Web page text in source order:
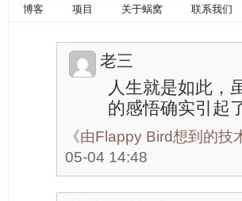
博客 项目 关于蜗窝 联系我们
老三
人生就是如此，
的感悟确实引起
《由Flappy Bird想到的技
05-04 14:48